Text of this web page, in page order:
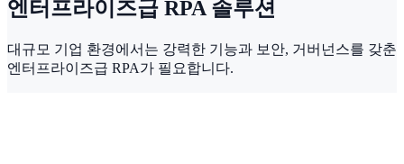
엔터프라이즈급 RPA 솔루션
대규모 기업 환경에서는 강력한 기능과 보안, 거버넌스를 갖춘
엔터프라이즈급 RPA가 필요합니다.